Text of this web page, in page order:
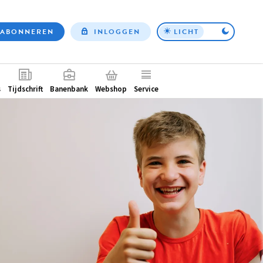
Top
ABONNEREN INLOGGEN LICHT
Tijdschrift Banenbank Webshop Service